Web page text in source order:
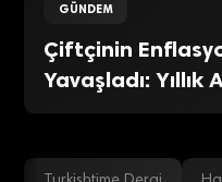
GÜNDEM
Çiftçinin
Yavaşladı: Yıllık